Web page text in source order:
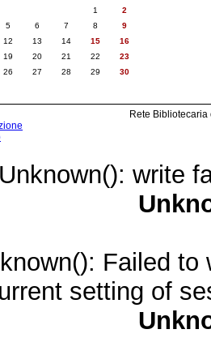
1
2
5 6 7 8
9
12 13 14 15
16
19 20 21 22
23
26 27 28 29
30
Rete
write
Failed
setting of